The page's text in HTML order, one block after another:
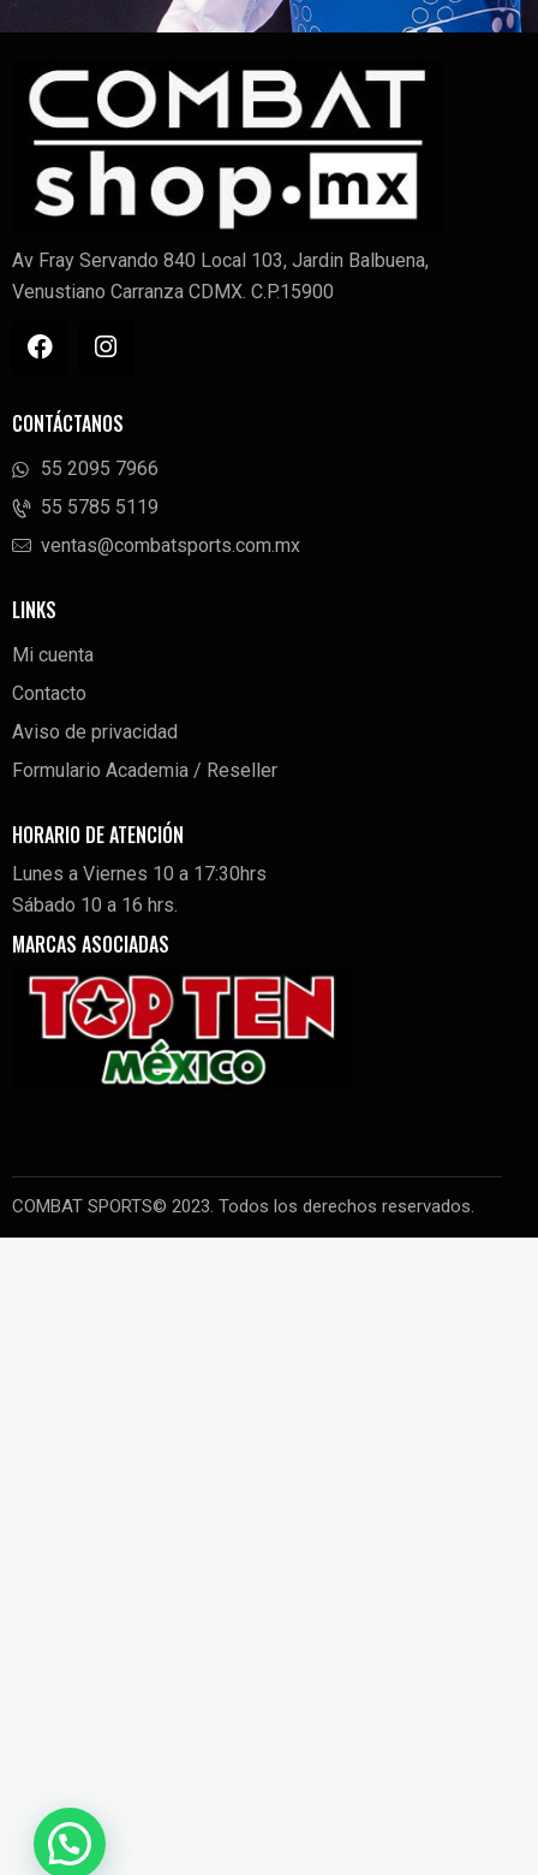
Av Fray Servando 840 Local 103, Jardin Balbuena,
Venustiano Carranza CDMX. C.P.15900
CONTÁCTANOS
55 2095 7966
‭55 5785 5119‬
ventas@combatsports.com.mx
LINKS
Mi cuenta
Contacto
Aviso de privacidad
Formulario Academia / Reseller
HORARIO DE ATENCIÓN
Lunes a Viernes 10 a 17:30hrs
Sábado 10 a 16 hrs.
MARCAS ASOCIADAS
COMBAT SPORTS© 2023. Todos los derechos reservados.